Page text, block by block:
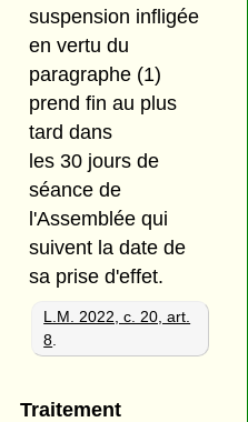
suspension infligée
en vertu du
paragraphe (1)
prend fin au plus
tard dans
les 30 jours de
séance de
l'Assemblée qui
suivent la date de
sa prise d'effet.
L.M. 2022, c. 20, art.
8
Traitement